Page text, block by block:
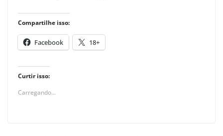
Compartilhe isso:
Facebook 18+
Curtir isso:
Carregando...